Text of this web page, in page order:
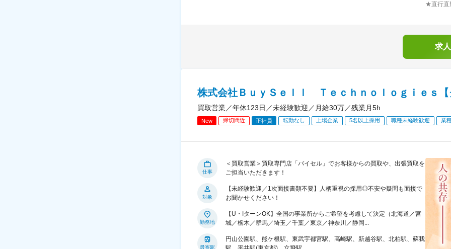
★直行直
求
株式会社ＢｕｙＳｅｌｌ Ｔｅｃｈｎｏｌｏｇｉｅｓ【
買取営業／年休123日／未経験歓迎／月給30万／残業月5h
New 締切間近 正社員 転勤なし 上場企業 5名以上採用 職種未経験歓迎 業
仕事
＜買取営業＞買取専門店「バイセル」でお客様からの買取や、出張買取を
ご担当いただきます！
対象
【未経験歓迎／1次面接書類不要】人柄重視の採用◎不安や疑問も面接で
お聞かせください！
勤務地
【U・IターンOK】全国の事業所からご希望を考慮して決定（北海道／宮
城／栃木／群馬／埼玉／千葉／東京／神奈川／静岡...
最寄駅
円山公園駅、熊ケ根駅、東武宇都宮駅、高崎駅、新越谷駅、北柏駅、蘇我